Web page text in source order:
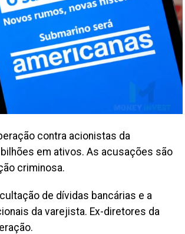
contra acionistas da
em ativos. As acusações são
criminosa.
de dívidas bancárias e a
da varejista. Ex-diretores da